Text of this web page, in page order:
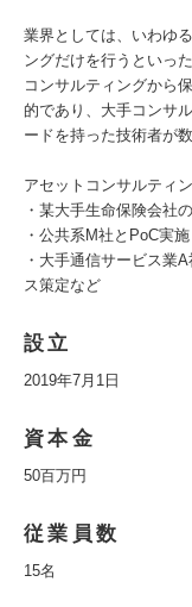
業界としては、いわゆ
ングだけを行うといっ
コンサルティングから
的であり、大手コンサ
ードを持った技術者が
アセットコンサルティ
・某大手生命保険会社
・公共系M社とPoC実
・大手通信サービス業
ス策定など
設立
2019年7月1日
資本金
50百万円
従業員数
15名